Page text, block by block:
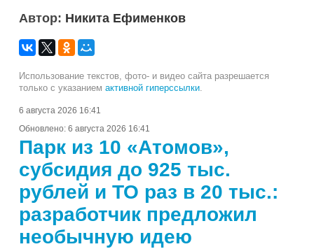
Автор: Никита Ефименков
Использование текстов, фото- и видео сайта разрешается
только с указанием активной гиперссылки.
6 августа 2026 16:41
Обновлено: 6 августа 2026 16:41
Парк из 10 «Атомов»,
субсидия до 925 тыс.
рублей и ТО раз в 20 тыс.:
разработчик предложил
необычную идею